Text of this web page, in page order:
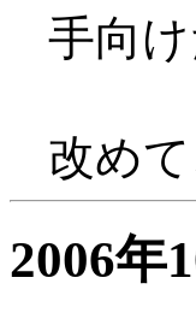
手向け
改め
2006年